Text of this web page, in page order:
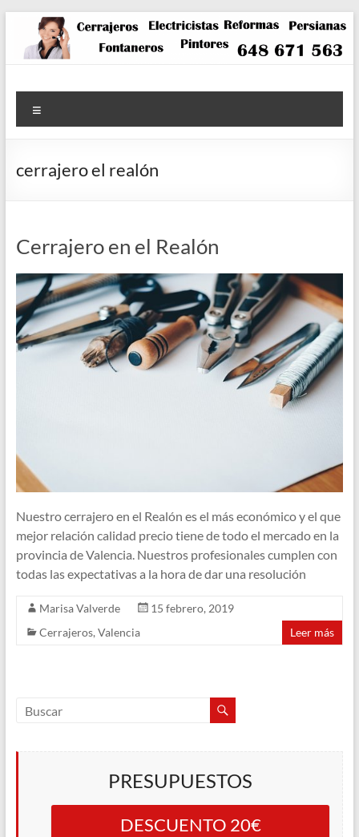
contenido
cerrajero el realón
Cerrajero en el Realón
Nuestro cerrajero en el Realón es el más económico y el que
mejor relación calidad precio tiene de todo el mercado en la
provincia de Valencia. Nuestros profesionales cumplen con
todas las expectativas a la hora de dar una resolución
Marisa Valverde
15 febrero, 2019
Cerrajeros, Valencia Leer más
PRESUPUESTOS
DESCUENTO 20€